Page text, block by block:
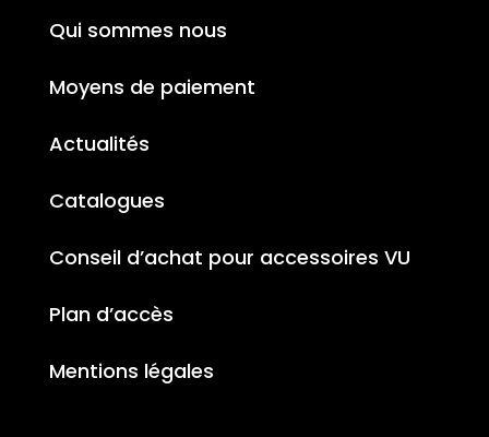
Qui sommes nous
Moyens de paiement
Actualités
Catalogues
Conseil d’achat pour accessoires VU
Plan d’accès
Mentions légales